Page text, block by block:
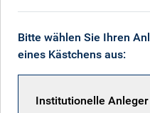
Bitte wählen Sie Ihren
eines Kästchens aus:
Institutionelle Anleger